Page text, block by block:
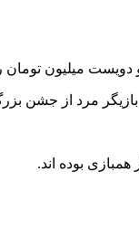
میلیون تومان
مرد از جشن
همبازی بوده اند.